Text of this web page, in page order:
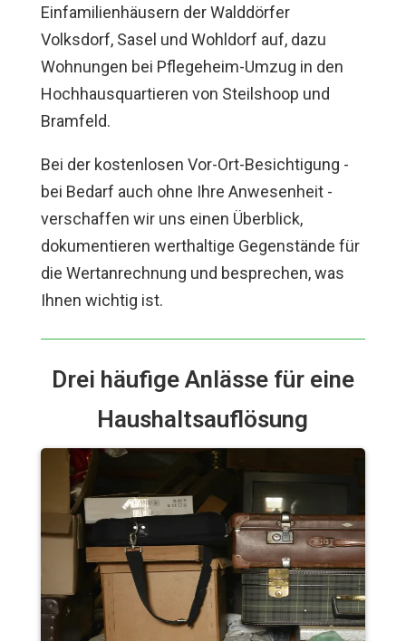
Einfamilienhäusern der Walddörfer
Volksdorf, Sasel und Wohldorf auf, dazu
Wohnungen bei Pflegeheim-Umzug in den
Hochhausquartieren von Steilshoop und
Bramfeld.
Bei der kostenlosen Vor-Ort-Besichtigung -
bei Bedarf auch ohne Ihre Anwesenheit -
verschaffen wir uns einen Überblick,
dokumentieren werthaltige Gegenstände für
die Wertanrechnung und besprechen, was
Ihnen wichtig ist.
Drei häufige Anlässe für eine
Haushaltsauflösung